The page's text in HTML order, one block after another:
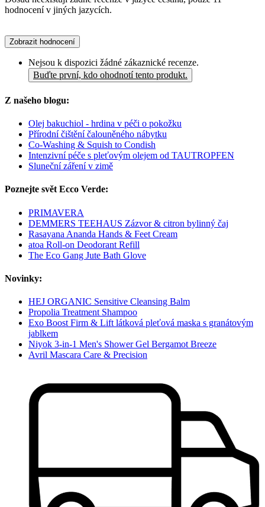
hodnocení v jiných jazycích.
Zobrazit hodnocení
Nejsou k dispozici žádné zákaznické recenze.
Buďte první, kdo ohodnotí tento produkt.
Z našeho blogu:
Olej bakuchiol - hrdina v péči o pokožku
Přírodní čištění čalouněného nábytku
Co-Washing & Squish to Condish
Intenzivní péče s pleťovým olejem od TAUTROPFEN
Sluneční záření v zimě
Poznejte svět Ecco Verde:
PRIMAVERA
DEMMERS TEEHAUS Zázvor & citron bylinný čaj
Rasayana Ananda Hands & Feet Cream
atoa Roll-on Deodorant Refill
The Eco Gang Jute Bath Glove
Novinky:
HEJ ORGANIC Sensitive Cleansing Balm
Propolia Treatment Shampoo
Exo Boost Firm & Lift látková pleťová maska s granátovým
jablkem
Niyok 3-in-1 Men's Shower Gel Bergamot Breeze
Avril Mascara Care & Precision